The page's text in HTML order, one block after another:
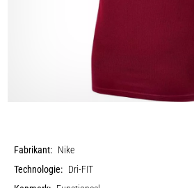
Fabrikant: Nike
Technologie: Dri-FIT